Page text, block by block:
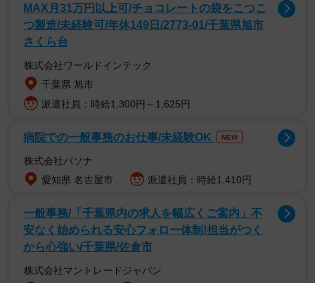
（@gongqiyao0414）提供
MAX月31万円以上可/チョコレートの袋をこつこ
つ製造/未経験可/年休149日/2773-01/千葉県旭市
さくら台
株式会社ワールドインテック
千葉県 旭市
派遣社員：時給1,300円～1,625円
病院での一般事務のお仕事/未経験OK NEW
株式会社パソナ
愛知県 名古屋市
派遣社員：時給1,410円
一般事務/「千葉県内の求人を幅広くご案内」不
安なく始められる安心フォロー体制!担当がつく
から心強い/千葉県/佐倉市
株式会社マントレードジャパン